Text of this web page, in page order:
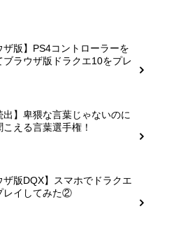
ザ版】PS4コントローラーを
ブラウザ版ドラクエ10をプレ
出】卑猥な言葉じゃないのに
える言葉選手権！
ザ版DQX】スマホでドラクエ
レイしてみた②